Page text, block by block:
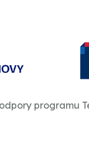
programu